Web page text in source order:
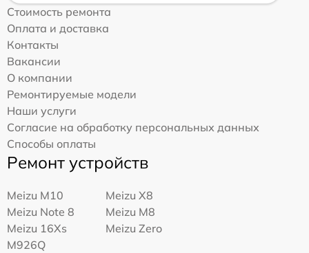
Стоимость ремонта
Оплата и доставка
Контакты
Вакансии
О компании
Ремонтируемые модели
Наши услуги
Согласие на обработку персональных данных
Способы оплаты
Ремонт устройств
Meizu M10
Meizu X8
Meizu Note 8
Meizu M8
Meizu 16Xs
M926Q
Meizu Zero